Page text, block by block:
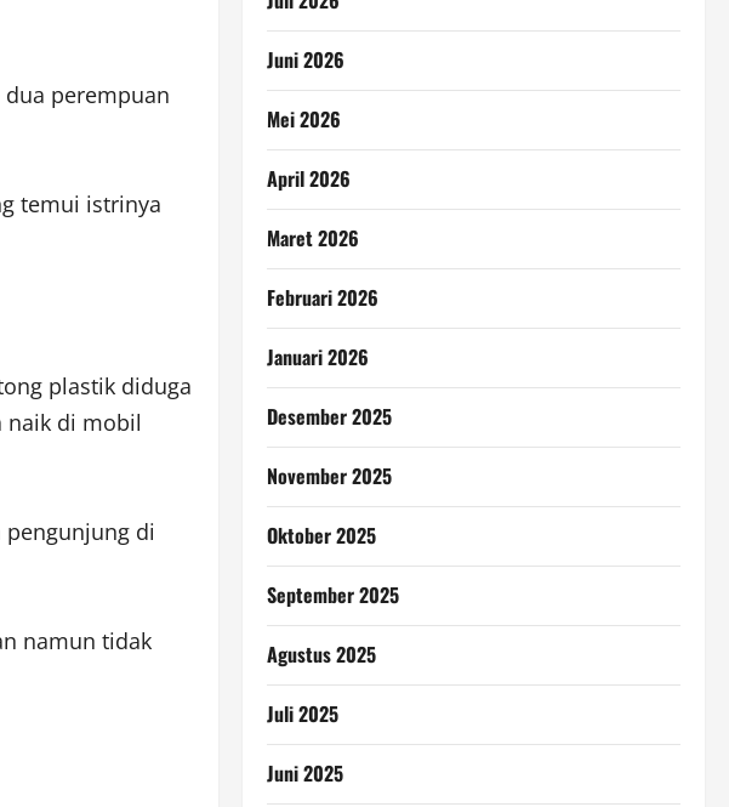
perempuan
temui istrinya
plastik diduga
naik di mobil
pengunjung di
namun tidak
Juni 2026
Mei 2026
April 2026
Maret 2026
Februari 2026
Januari 2026
Desember 2025
November 2025
Oktober 2025
September 2025
Agustus 2025
Juli 2025
Juni 2025